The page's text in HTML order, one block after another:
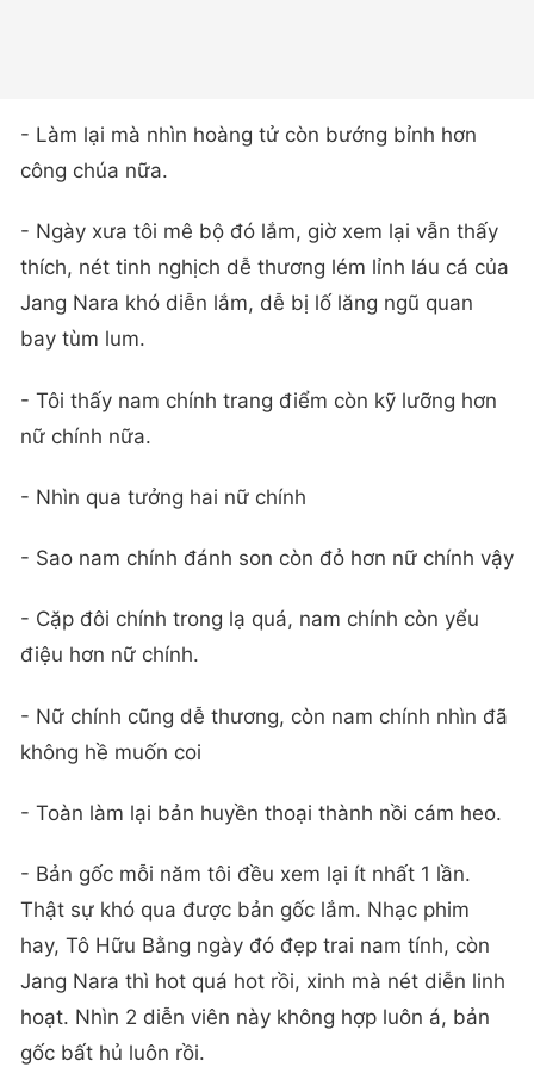
- Làm lại mà nhìn hoàng tử còn bướng bỉnh hơn
công chúa nữa.
- Ngày xưa tôi mê bộ đó lắm, giờ xem lại vẫn thấy
thích, nét tinh nghịch dễ thương lém lỉnh láu cá của
Jang Nara khó diễn lắm, dễ bị lố lăng ngũ quan
bay tùm lum.
- Tôi thấy nam chính trang điểm còn kỹ lưỡng hơn
nữ chính nữa.
- Nhìn qua tưởng hai nữ chính
- Sao nam chính đánh son còn đỏ hơn nữ chính vậy
- Cặp đôi chính trong lạ quá, nam chính còn yểu
điệu hơn nữ chính.
- Nữ chính cũng dễ thương, còn nam chính nhìn đã
không hề muốn coi
- Toàn làm lại bản huyền thoại thành nồi cám heo.
- Bản gốc mỗi năm tôi đều xem lại ít nhất 1 lần.
Thật sự khó qua được bản gốc lắm. Nhạc phim
hay, Tô Hữu Bằng ngày đó đẹp trai nam tính, còn
Jang Nara thì hot quá hot rồi, xinh mà nét diễn linh
hoạt. Nhìn 2 diễn viên này không hợp luôn á, bản
gốc bất hủ luôn rồi.